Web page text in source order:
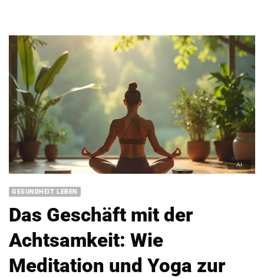
GESUNDHEIT LEBEN
Das Geschäft mit der
Achtsamkeit: Wie
Meditation und Yoga zur